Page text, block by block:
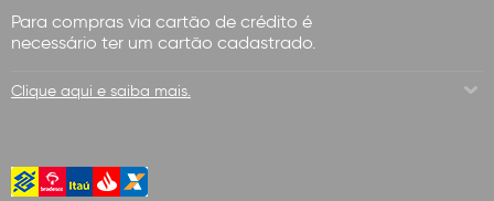
Para compras via cartão de crédito é
necessário ter um cartão cadastrado.
Clique aqui e saiba mais.